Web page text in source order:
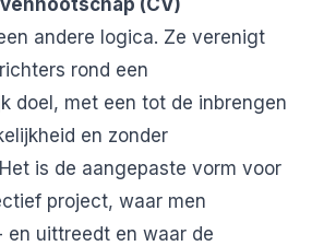
(CV)
andere logica. Ze verenigt
rond een
doel, met een tot de inbrengen
en zonder
is de aangepaste vorm voor
project, waar men
en uittreedt en waar de